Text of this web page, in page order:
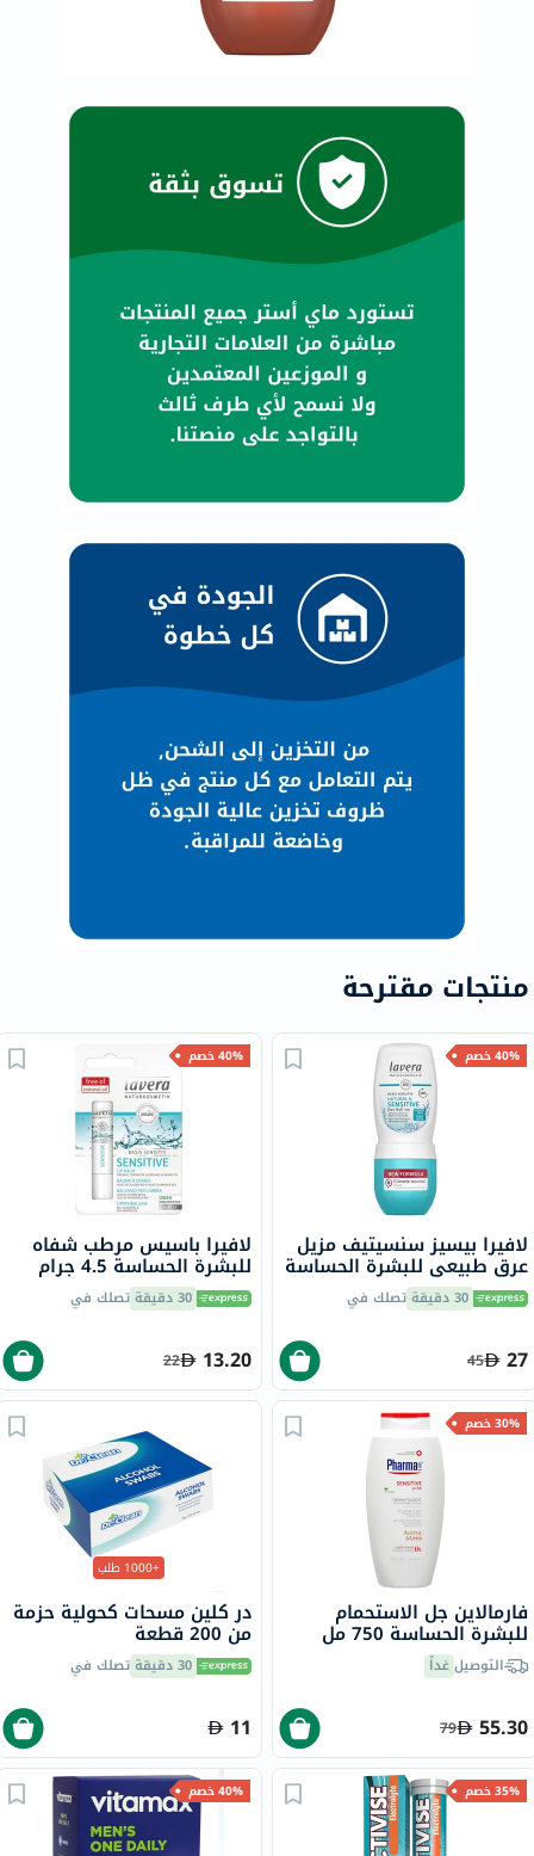
منتجات مقترحة
40% خصم
لافيرا بيسيز سنسيتيف مزيل
عرق طبيعي للبشرة الحساسة
خالي من الألومنيوم 50 مل
30 دقيقة تصلك في
27
45
40% خصم
لافيرا باسيس مرطب شفاه
للبشرة الحساسة 4.5 جرام
30 دقيقة تصلك في
13.20
22
30% خصم
فارمالاين جل الاستحمام
للبشرة الحساسة 750 مل
التوصيلغداً
55.30
79
+1000 طلب
در كلين مسحات كحولية حزمة
من 200 قطعة
30 دقيقة تصلك في
11
35% خصم 40% خصم